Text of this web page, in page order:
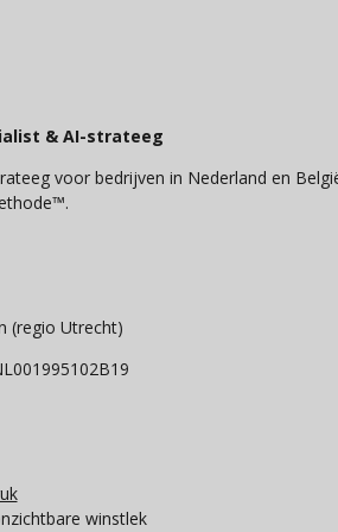
& AI-strateeg
voor bedrijven in Nederland en
(regio Utrecht)
winstlek